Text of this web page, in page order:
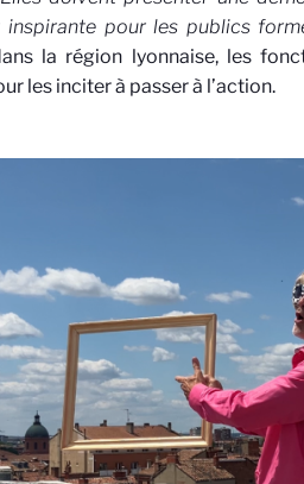
inspirante pour les publics
la région lyonnaise, les
les inciter à passer à l’action.